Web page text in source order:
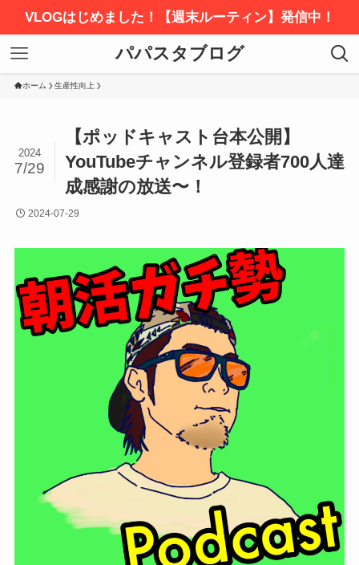
VLOGはじめました！【週末ルーティン】発信中！
パパスタブログ
ホーム 生産性向上
【ポッドキャスト台本公開】
YouTubeチャンネル登録者700人達
成感謝の放送〜！
2024
7/29
2024-07-29